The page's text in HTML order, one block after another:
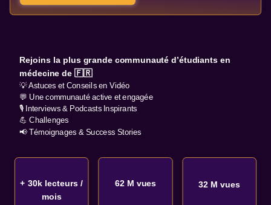
Rejoins la plus grande communauté d’étudiants en
médecine de 🇫🇷
💡 Astuces et Conseils en Vidéo
💬 Une communauté active et engagée
🎙️ Interviews & Podcasts Inspirants
💪 Challenges
📢 Témoignages & Success Stories
+ 30k lecteurs /
mois
62 M vues 32 M vues